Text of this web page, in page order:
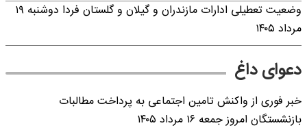
وضعیت تعطیلی ادارات مازندران و گیلان و گلستان فردا دوشنبه ۱۹
مرداد ۱۴۰۵
دعوای داغ
خبر فوری از واکنش تامین اجتماعی به پرداخت مطالبات
بازنشستگان امروز جمعه ۱۶ مرداد ۱۴۰۵